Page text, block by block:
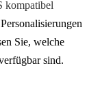
kompatibel
Sie, welche
sind.